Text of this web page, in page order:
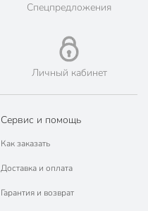
Спецпредложения
Личный кабинет
Сервис и помощь
Как заказать
Доставка и оплата
Гарантия и возврат